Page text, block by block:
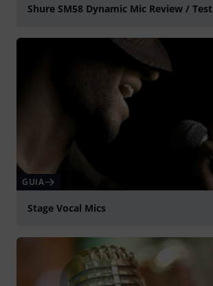
Shure SM58 Dynamic Mic Review / Test
GUIA
Stage Vocal Mics